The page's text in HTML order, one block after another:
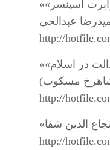
«حقیقت درباره محمد» نوشته «رابرت اسپنسر»
http://
«بررسی عقلانی حق، قانون و عدالت در اسلام»
http://
http://